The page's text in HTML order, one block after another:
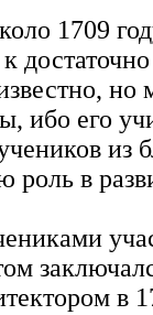
1709
ибо его
роль в
в